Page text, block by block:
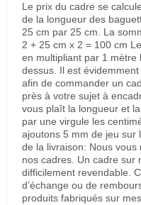
Le prix du cadre se
de la longueur des
25 cm par 25 cm. La
2 + 25 cm x 2 = 100 cm
en multipliant par 1 mètre
dessus. Il est
afin de commander un
près à votre sujet à
vous plaît la longueur et
par une virgule les
ajoutons 5 mm de jeu sur
de la livraison: Nous
nos cadres. Un cadre sur
difficilement revendable.
d’échange ou de
produits fabriqués sur